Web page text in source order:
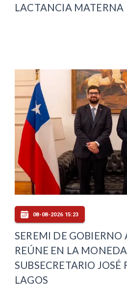
LACTANCIA MATERNA
08-08-2026 15:23
SEREMI DE GOBIERNO
REÚNE EN LA
SUBSECRETARIO JOSÉ
LAGOS